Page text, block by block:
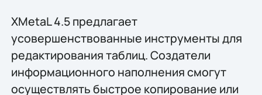
XMetaL 4.5 предлагает
усовершенствованные инструменты для
редактирования таблиц. Создатели
информационного наполнения смогут
осуществлять быстрое копирование или